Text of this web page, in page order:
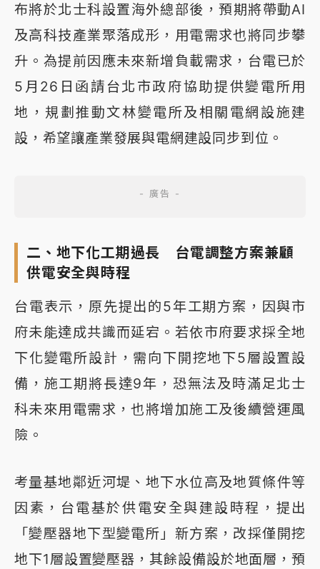
布將於北士科設置海外總部後，預期將帶動AI
及高科技產業聚落成形，用電需求也將同步攀
升。為提前因應未來新增負載需求，台電已於
5月26日函請台北市政府協助提供變電所用
地，規劃推動文林變電所及相關電網設施建
設，希望讓產業發展與電網建設同步到位。
二、地下化工期過長 台電調整方案兼顧
供電安全與時程
台電表示，原先提出的5年工期方案，因與市
府未能達成共識而延宕。若依市府要求採全地
下化變電所設計，需向下開挖地下5層設置設
備，施工期將長達9年，恐無法及時滿足北士
科未來用電需求，也將增加施工及後續營運風
險。
考量基地鄰近河堤、地下水位高及地質條件等
因素，台電基於供電安全與建設時程，提出
「變壓器地下型變電所」新方案，改採僅開挖
地下1層設置變壓器，其餘設備設於地面層，預